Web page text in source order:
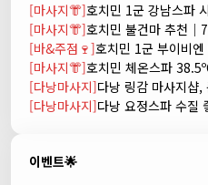
[마사지👘]
[마사지👘]
[바&주점🍷]
[마사지👘]
[다낭마사지]
[다낭마사지]
이벤트🌟